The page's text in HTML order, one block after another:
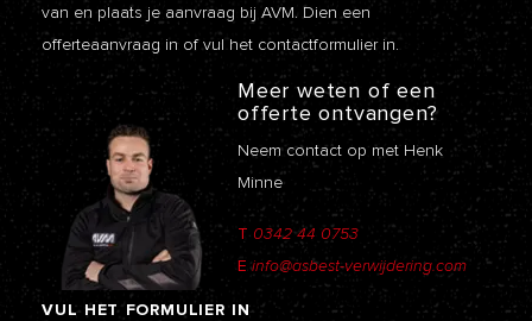
van en plaats je aanvraag bij AVM. Dien een
offerteaanvraag in of vul het contactformulier in.
Meer weten of een
offerte ontvangen?
Neem contact op met Henk
Minne
T 0342 44 0753
E info@asbest-verwijdering.com
VUL HET FORMULIER IN